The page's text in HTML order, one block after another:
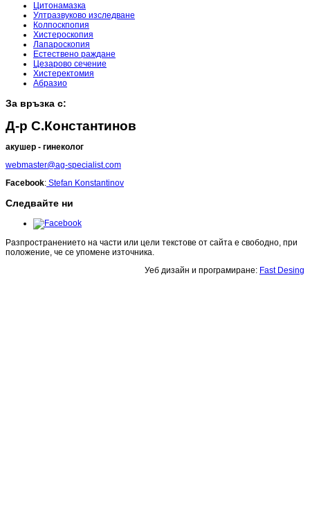
Цитонамазка
Ултразвуково изследване
Колпоскпопия
Хистероскопия
Лапароскопия
Естествено раждане
Цезарово сечение
Хистеректомия
Абразио
За връзка с:
Д-р С.Константинов
акушер - гинеколог
webmaster@ag-specialist.com
Facebook: Stefan Konstantinov
Следвайте ни
Разпространението на части или цели текстове от сайта е свободно, при
положение, че се упомене източника.
Уеб дизайн и програмиране: Fast Desing